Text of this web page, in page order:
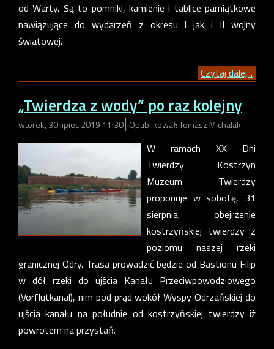
od Warty. Są to pomniki, kamienie i tablice pamiątkowe
nawiązujące do wydarzeń z okresu I jak i II wojny
światowej.
Czytaj dalej...
„Twierdza z wody” po raz kolejny
wtorek, 30 lipiec 2019 11:30 Opublikował: Tomasz Michalak
W ramach XX Dni
Twierdzy Kostrzyn
Muzeum Twierdzy
proponuje w sobotę, 31
sierpnia, obejrzenie
kostrzyńskiej twierdzy z
poziomu naszej rzeki
granicznej Odry. Trasa prowadzić będzie od Bastionu Filip
w dół rzeki do ujścia Kanału Przeciwpowodziowego
(Vorflutkanal), nim pod prąd wokół Wyspy Odrzańskiej do
ujścia kanału na południe od kostrzyńskiej twierdzy iż
powrotem na przystań.